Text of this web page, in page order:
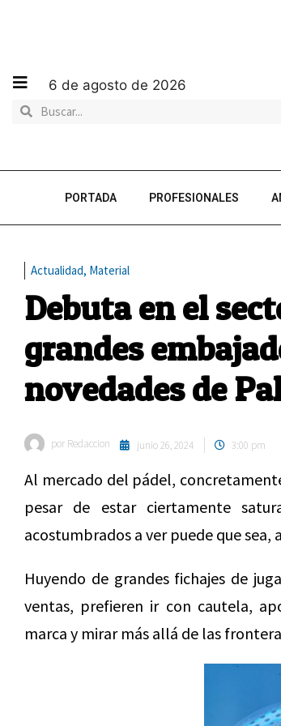
6 de agosto de 2026
PORTADA PROFESIONALES
Actualidad, Material
Debuta en el
grandes
novedades de
por Redaccion junio 26, 2024 3:00 pm
Al mercado del pádel,
pesar de estar ciertamente
acostumbrados a ver puede que
Huyendo de grandes fichajes de
ventas, prefieren ir con cautela,
marca y mirar más allá de las